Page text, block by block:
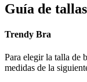
Guía de tallas
Trendy Bra
Para elegir la talla de
medidas de la